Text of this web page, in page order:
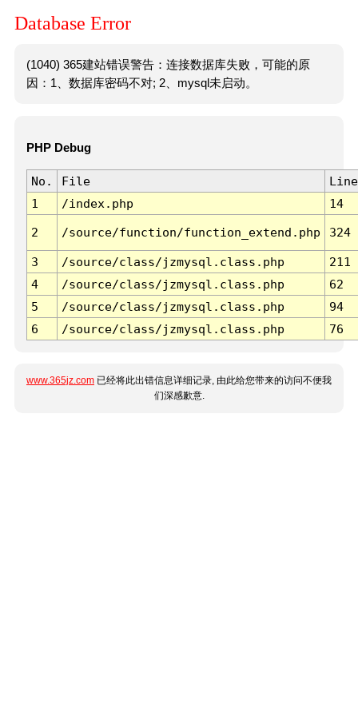
Database Error
(1040) 365建站错误警告：连接数据库失败，可能的原
因：1、数据库密码不对; 2、mysql未启动。
PHP Debug
No. File
Line
1
/index.php 14
2 /source/function/function_extend.php 324
3 /source/class/jzmysql.class.php
211
4
/source/class/jzmysql.class.php
62
5
/source/class/jzmysql.class.php
94
6
/source/class/jzmysql.class.php 76
www.365jz.com 已经将此出错信息详细记录, 由此给您带来的访问不便我
们深感歉意.